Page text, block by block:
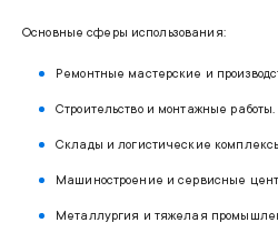
Основные сферы использования:
Ремонтные мастерские и
Строительство и монтажные работы.
Склады и логистические
Машиностроение и сервисные
Металлургия и тяжелая